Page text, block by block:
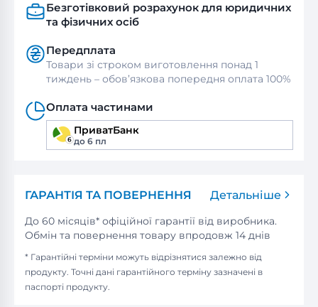
Безготівковий розрахунок для юридичних
та фізичних осіб
Передплата
Товари зі строком виготовлення понад 1
тиждень – обов’язкова попередня оплата 100%
Оплата частинами
ПриватБанк
до 6 пл
ГАРАНТІЯ ТА ПОВЕРНЕННЯ Детальніше
До 60 місяців* офіційної гарантії від виробника.
Обмін та повернення товару впродовж 14 днів
* Гарантійні терміни можуть відрізнятися залежно від
продукту. Точні дані гарантійного терміну зазначені в
паспорті продукту.